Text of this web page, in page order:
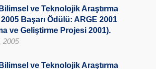
ve Teknolojik Araştırma
Başarı Ödülü: ARGE 2001
ve Geliştirme Projesi 2001).
2005
ve Teknolojik Araştırma